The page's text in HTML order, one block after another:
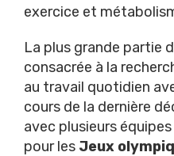
exercice et
La plus grande partie
consacrée à la
au travail quotidien
cours de la dernière
avec plusieurs
pour les Jeux